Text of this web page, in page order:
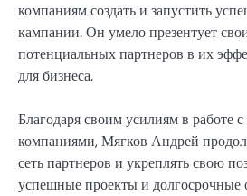
компаниям создать и запустить
кампании. Он умело презентует
потенциальных партнеров в их
для бизнеса.
Благодаря своим усилиям в работе
компаниями, Мягков Андрей
сеть партнеров и укреплять свою
успешные проекты и долгосрочные